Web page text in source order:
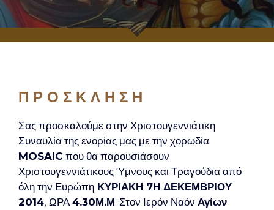
Π Ρ Ο Σ Κ Λ Η Σ Η
Σας προσκαλούμε στην Χριστουγεννιάτικη
Συναυλία της ενορίας μας με την χορωδία
MOSAIC που θα παρουσιάσουν
Χριστουγεννιάτικους Ύμνους και Τραγούδια από
όλη την Ευρώπη ΚΥΡΙΑΚΗ 7Η ΔΕΚΕΜΒΡΙΟΥ
2014, ΩΡΑ 4.30Μ.Μ. Στον Ιερόν Ναόν Αγίων